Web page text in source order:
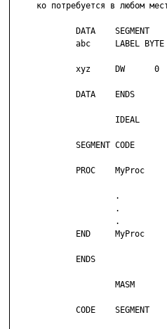
ко потребуется в любом
DATA    SEGMENT
abc     LABEL BYTE
xyz     DW      0
DATA    ENDS
IDEAL
SEGMENT CODE
PROC    MyProc
                     .
.
.
END     MyProc
ENDS
MASM
CODE    SEGMENT